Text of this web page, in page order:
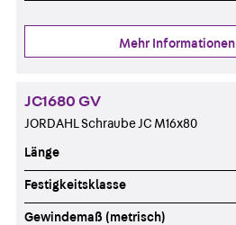
Mehr Informationen
JC1680 GV
JORDAHL Schraube JC M16x80
Länge
Festigkeitsklasse
Gewindemaß (metrisch)